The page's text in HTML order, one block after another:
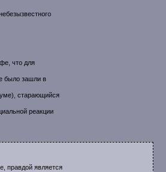
что для
было зашли в
старающийся
реакции
правдой является